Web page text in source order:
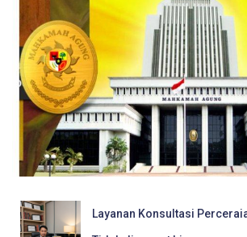
Layanan Konsultasi